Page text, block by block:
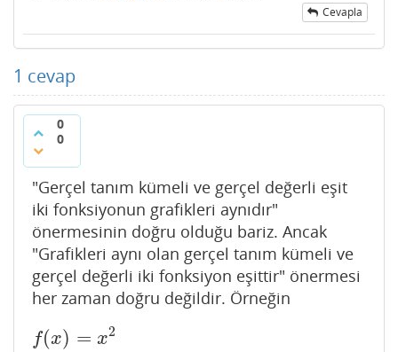
Cevapla
1 cevap
0
0
"Gerçel tanım kümeli ve gerçel değerli eşit
iki fonksiyonun grafikleri aynıdır"
önermesinin doğru olduğu bariz. Ancak
"Grafikleri aynı olan gerçel tanım kümeli ve
gerçel değerli iki fonksiyon eşittir" önermesi
her zaman doğru değildir. Örneğin
f(x) = x2
f(x) =x2